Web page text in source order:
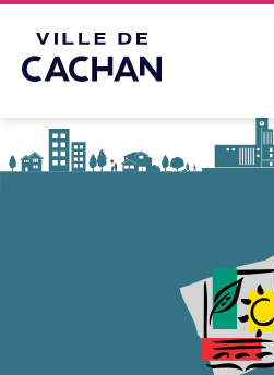
Cookies management panel